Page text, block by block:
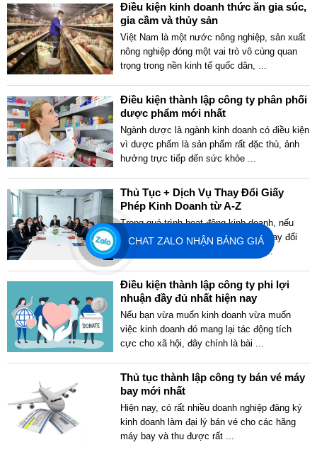
Điều kiện kinh doanh thức ăn gia súc,
gia cầm và thủy sản
Việt Nam là một nước nông nghiệp, sản xuất
nông nghiệp đóng một vai trò vô cùng quan
trọng trong nền kinh tế quốc dân, ...
Điều kiện thành lập công ty phân phối
dược phẩm mới nhất
Ngành dược là ngành kinh doanh có điều kiện
vì dược phẩm là sản phẩm rất đặc thù, ảnh
hưởng trực tiếp đến sức khỏe
Thủ Tục + Dịch Vụ Thay Đổi Giấy
Phép Kinh Doanh từ A-Z
Trong quá trình hoạt động kinh doanh, nếu
công ty / doanh nghiệp có nhu cầu thay đổi
giấy phép kinh doanh như thay đổi
...
Điều kiện thành lập công ty phi lợi
nhuận đầy đủ nhất hiện nay
Nếu bạn vừa muốn kinh doanh vừa muốn
việc kinh doanh đó mang lại tác động tích
cực cho xã hội, đây chính là bài ...
Thủ tục thành lập công ty bán vé máy
bay mới nhất
Hiện nay, có rất nhiều doanh nghiệp đăng ký
kinh doanh làm đại lý bán vé cho các hãng
máy bay và thu được rất
CHAT ZALO NHẬN BẢNG GIÁ